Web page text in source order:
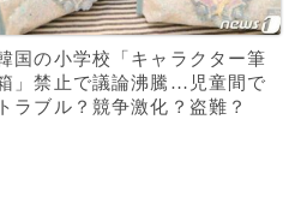
国の小学校「キャラクター筆
」禁止で議論沸騰…児童間で
トラブル？競争激化？盗難？